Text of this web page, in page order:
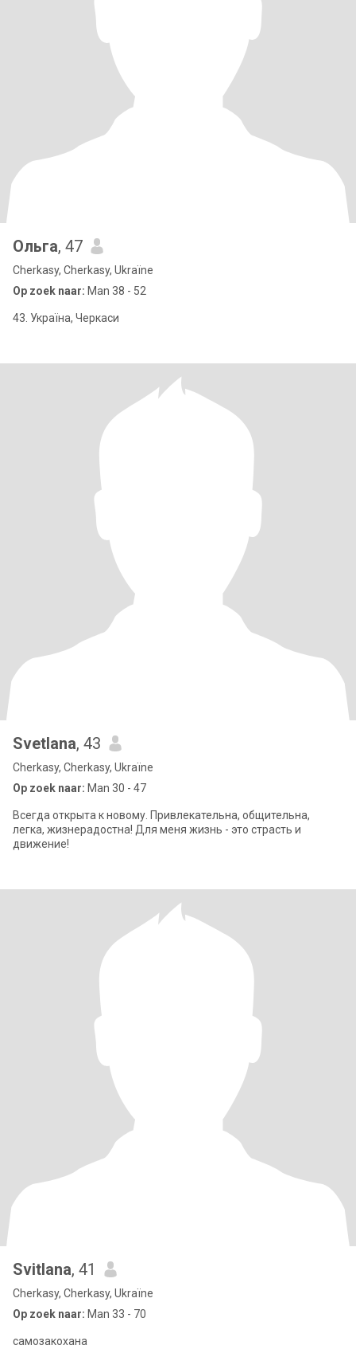
Ольга, 47
Cherkasy, Cherkasy, Ukraïne
Op zoek naar: Man 38 - 52
43. Україна, Черкаси
Svetlana, 43
Cherkasy, Cherkasy, Ukraïne
Op zoek naar: Man 30 - 47
Всегда открыта к новому. Привлекательна, общительна,
легка, жизнерадостна! Для меня жизнь - это страсть и
движение!
Svitlana, 41
Cherkasy, Cherkasy, Ukraïne
Op zoek naar: Man 33 - 70
самозакохана